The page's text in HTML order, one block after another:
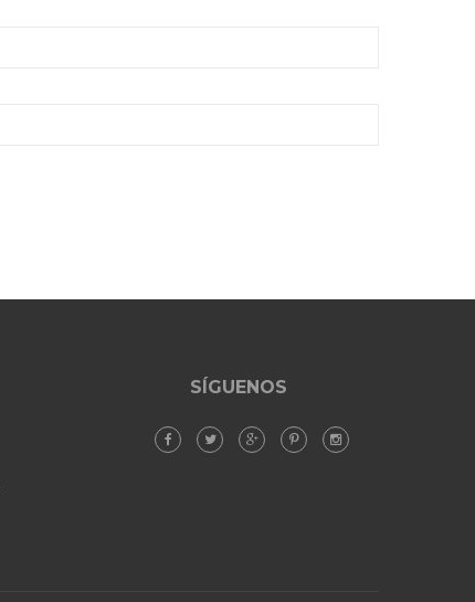
SÍGUENOS